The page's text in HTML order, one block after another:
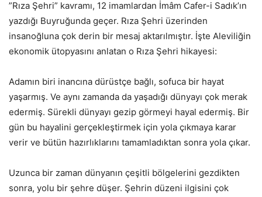
”Rıza Şehri” kavramı, 12 imamlardan İmâm Cafer-i Sadık’ın
yazdığı Buyruğunda geçer. Rıza Şehri üzerinden
insanoğluna çok derin bir mesaj aktarılmıştır. İşte Aleviliğin
ekonomik ütopyasını anlatan o Rıza Şehri hikayesi:
Adamın biri inancına dürüstçe bağlı, sofuca bir hayat
yaşarmış. Ve aynı zamanda da yaşadığı dünyayı çok merak
edermiş. Sürekli dünyayı gezip görmeyi hayal edermiş. Bir
gün bu hayalini gerçekleştirmek için yola çıkmaya karar
verir ve bütün hazırlıklarını tamamladıktan sonra yola çıkar.
Uzunca bir zaman dünyanın çeşitli bölgelerini gezdikten
sonra, yolu bir şehre düşer. Şehrin düzeni ilgisini çok